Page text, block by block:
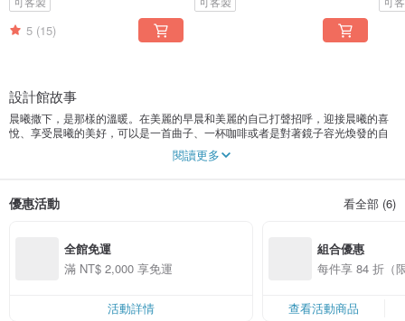
5 (15)
設計館故事
晨曦撒下，是那樣的溫暖。在美麗的早晨和美麗的自己打聲招呼，迎接晨曦的喜
悅、享受晨曦的美好，可以是一首曲子、一杯咖啡或者是對著鏡子容光煥發的自
閱讀更多
優惠活動 看全部 (6)
全館免運
滿 NT$ 2,000 享免運
活動詳情
組合優惠
每件享 84 折（
查看活動商品